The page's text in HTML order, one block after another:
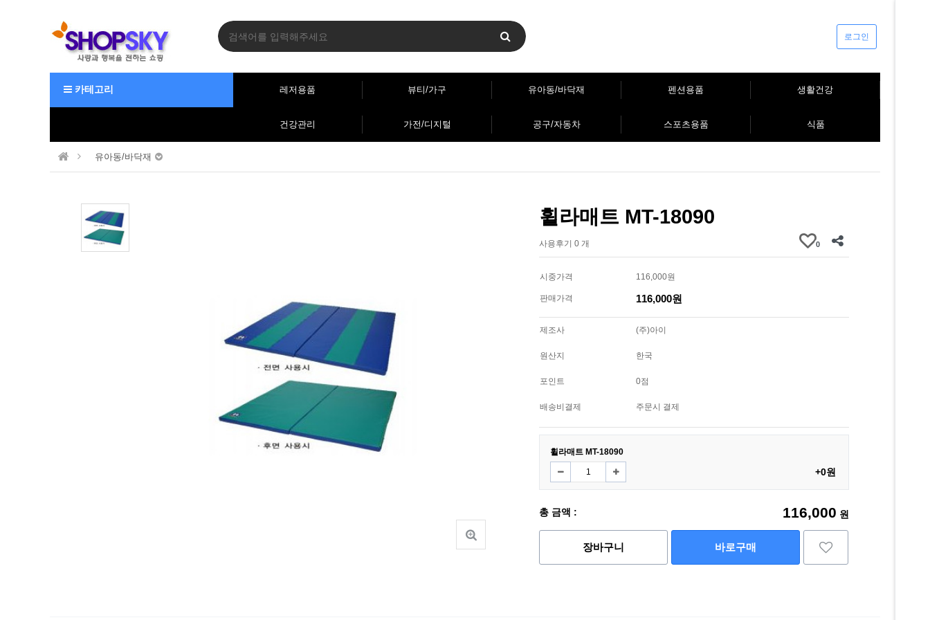
로그인
카테고리 레저용품 뷰티/가구 유아동/바닥재 펜션용품 생활건강
건강관리 가전/디지털 공구/자동차 스포츠용품 식품
유아동/바닥재
휠라매트 MT-18090
사용후기 0 개 0
시중가격 116,000원
판매가격 116,000원
제조사 (주)아이
원산지 한국
포인트 0점
배송비결제 주문시 결제
휠라매트 MT-18090
+0원
총 금액 : 116,000 원
장바구니 바로구매